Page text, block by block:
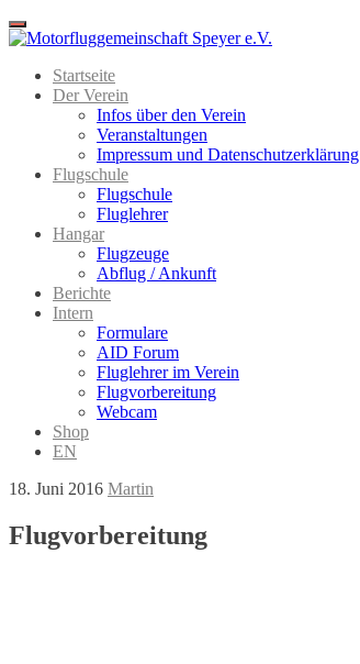
Menu
Startseite
Der Verein
Infos über den Verein
Veranstaltungen
Impressum und Datenschutzerklärung
Flugschule
Flugschule
Fluglehrer
Hangar
Flugzeuge
Abflug / Ankunft
Berichte
Intern
Formulare
AID Forum
Fluglehrer im Verein
Flugvorbereitung
Webcam
Shop
EN
18. Juni 2016 Martin
Flugvorbereitung